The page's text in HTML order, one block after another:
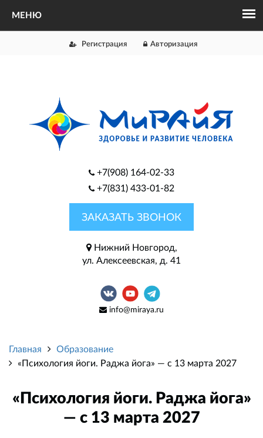
Регистрация Авторизация
+7(908) 164-02-33
+7(831) 433-01-82
ЗАКАЗАТЬ ЗВОНОК
Нижний Новгород,
ул. Алексеевская, д. 41
info@miraya.ru
Главная
Образование
«Психология йоги. Раджа йога» — с 13 марта 2027
«Психология йоги. Раджа йога»
— с 13 марта 2027